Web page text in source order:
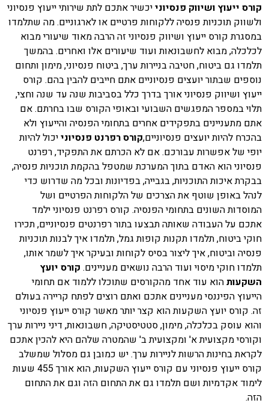
קורס ייעוץ ושיווק פנסיונייכשיר אתכם לתת שירותי ייעוץ פנסיוני
ולשווק תוכניות פנסיה ללקוחות פרטיים או לארגוניים. מה שתלמדו
במסגרת קורס ייעוץ ושיווק פנסיוני זה הרבה מאוד שיעורי מבוא
לכלכלה, מבוא לחשבונאות ועוד שיעורים אלו ואחרים. בהמשך
תלמדו גם ביטוח, חטיבה בניירות ערך, ביטוח פנסיוני, מימון ותחום
נוספים שבתור יועצים פנסיוניים אתם חייבים להבין בהם. קורס
ייעוץ ושיווק פנסיוני אורך בדרך כלל בסביבות שנה עד שנה וחצי,
תלוי במספר המפגשים השבועי ובאופי הקורס שבו בחרתם. אם
אתם מתעניינים בתפקידים אחרים בתחומי הפנסיה והייעוץ ולא
בהכרח להיות יועצים פנסיוניים,קורס רפרנט פנסיונייכול להיות
יופי של אפשרות עבורכם. אם לא הכרתם את התפקיד, רפרנט
פנסיוני הוא האדם בתוך המערכת שמטפל בהקמת תוכניות פנסיה,
בבקרת איכות התוכניות, בגבייה, בפדיונות ובכל מה שדרוש כדי
לנהל באופן שוטף את הצרכים של הלקוחות הפרטיים ושל
המוסדות השונים בתחומי הפנסיה. קורס רפרנט פנסיוני ילמד
אתכם על העבודה שאותה תבצעו בתור רפרנטים פנסיוניים, תכירו
חוקי ביטוח, תלמדו תקנות קופות גמל, תלמדו איך לבנות תוכניות
פנסיה וביטוח, איך ליצור בסיס לקוחות ובעיקר איך לשמר אותו,
תלמדו חוקי מיסוי ועוד הרבה נושאים מעניינים. קורס יועץ
השקעותהוא עוד אחד מהקורסים שתוכלו ללמוד אם תחומי
הייעוץ הפיננסי מעניינים אתכם ואתם רוצים לפתח קריירה בעולם
זה. קורס יועץ השקעות הוא קצר יותר מאשר קורס ייעוץ פנסיוני
והוא עוסק בכלכלה, מימון, סטטיסטיקה, חשבונאות, דיני ניירות ערך
וקורסי מקצועית א' ומקצועית ב' שהמטרה שלהם היא להכין אתכם
לקראת בחינות הרשות לניירות ערך. יש כמובן גם מסלול שמשלב
קורס ייעוץ פנסיוני עם קורס ייעוץ השקעות, הוא אורך 455 שעות
לימוד אקדמיות ושם תלמדו גם את התחום הזה וגם את התחום
הזה.